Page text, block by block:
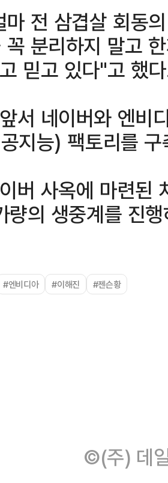
전 삼겹살 회동
분리하지 말고
믿고 있다"고 했
서 네이버와 엔비
지능) 팩토리를
버 사옥에 마련된
의 생중계를 진
#엔비디아 #이해진 #젠슨황
©(주) 데